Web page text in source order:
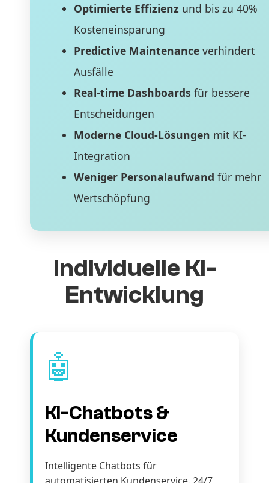
Optimierte Effizienz und bis zu 40%
Kosteneinsparung
Predictive Maintenanceverhindert
Ausfälle
Real-time Dashboards für bessere
Entscheidungen
Moderne Cloud-Lösungen mit KI-
Integration
Weniger Personalaufwand für mehr
Wertschöpfung
Individuelle KI-
Entwicklung
🤖
KI-Chatbots &
Kundenservice
Intelligente Chatbots für